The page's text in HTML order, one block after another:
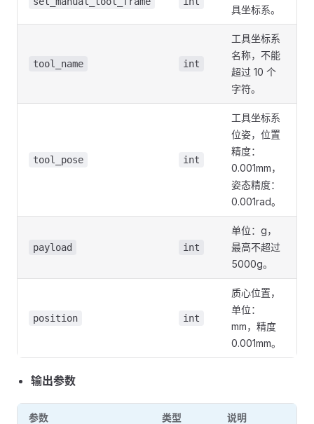
具坐标系。
tool_name int
工具坐标系
名称，不能
超过 10 个
字符。
tool_pose int
工具坐标系
位姿，位置
精度：
0.001mm，
姿态精度：
0.001rad。
payload int
单位：g，
最高不超过
5000g。
position int
质心位置，
单位：
mm，精度
0.001mm。
输出参数
参数 类型 说明